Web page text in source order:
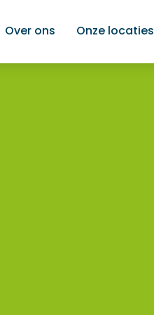
Over ons Onze locaties